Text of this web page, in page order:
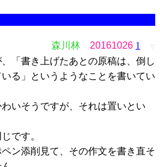
森川林 20161026 1 ▽
「書き上げたあとの原稿は、倒し
る」というようなことを書いてい
いそうですが、それは置いとい
です。
ン添削見て、その作文を書き直そ